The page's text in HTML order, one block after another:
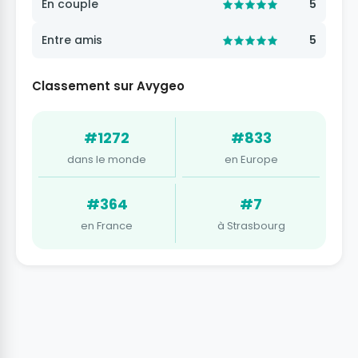
En couple 5
Entre amis 5
Classement sur Avygeo
#1272
dans le monde
#833
en Europe
#364
en France
#7
à Strasbourg